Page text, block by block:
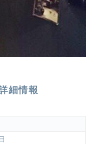
細情報